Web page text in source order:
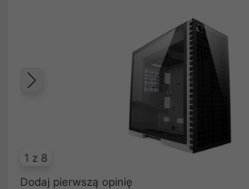
1 z 8
Poprzedni
Dodaj pierwszą opinię